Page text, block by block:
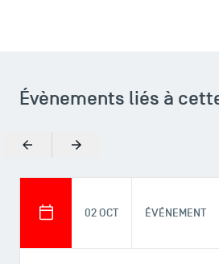
Évènements liés à
PrécédentSuivant
02 OCT ÉVÉNEMENT